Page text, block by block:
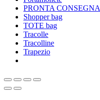
PRONTA CONSEGNA
Shopper bag
TOTE bag
Tracolle
Tracolline
Trapezio